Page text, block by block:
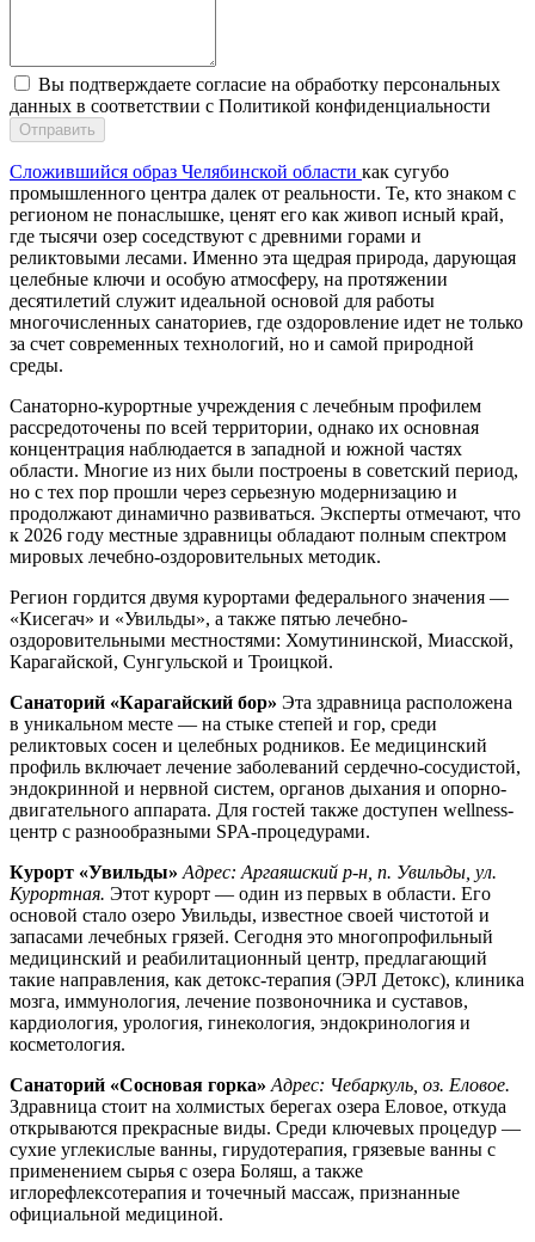
Вы подтверждаете согласие на обработку персональных
данных в соответствии с Политикой конфиденциальности
Отправить
Сложившийся образ Челябинской области как сугубо
промышленного центра далек от реальности. Те, кто знаком с
регионом не понаслышке, ценят его как живоп исный край,
где тысячи озер соседствуют с древними горами и
реликтовыми лесами. Именно эта щедрая природа, дарующая
целебные ключи и особую атмосферу, на протяжении
десятилетий служит идеальной основой для работы
многочисленных санаториев, где оздоровление идет не только
за счет современных технологий, но и самой природной
среды.
Санаторно-курортные учреждения с лечебным профилем
рассредоточены по всей территории, однако их основная
концентрация наблюдается в западной и южной частях
области. Многие из них были построены в советский период,
но с тех пор прошли через серьезную модернизацию и
продолжают динамично развиваться. Эксперты отмечают, что
к 2026 году местные здравницы обладают полным спектром
мировых лечебно-оздоровительных методик.
Регион гордится двумя курортами федерального значения —
«Кисегач» и «Увильды», а также пятью лечебно-
оздоровительными местностями: Хомутининской, Миасской,
Карагайской, Сунгульской и Троицкой.
Санаторий «Карагайский бор» Эта здравница расположена
в уникальном месте — на стыке степей и гор, среди
реликтовых сосен и целебных родников. Ее медицинский
профиль включает лечение заболеваний сердечно-сосудистой,
эндокринной и нервной систем, органов дыхания и опорно-
двигательного аппарата. Для гостей также доступен wellness-
центр с разнообразными SPA-процедурами.
Курорт «Увильды» Адрес: Аргаяшский р-н, п. Увильды, ул.
Курортная. Этот курорт — один из первых в области. Его
основой стало озеро Увильды, известное своей чистотой и
запасами лечебных грязей. Сегодня это многопрофильный
медицинский и реабилитационный центр, предлагающий
такие направления, как детокс-терапия (ЭРЛ Детокс), клиника
мозга, иммунология, лечение позвоночника и суставов,
кардиология, урология, гинекология, эндокринология и
косметология.
Санаторий «Сосновая горка» Адрес: Чебаркуль, оз. Еловое.
Здравница стоит на холмистых берегах озера Еловое, откуда
открываются прекрасные виды. Среди ключевых процедур —
сухие углекислые ванны, гирудотерапия, грязевые ванны с
применением сырья с озера Боляш, а также
иглорефлексотерапия и точечный массаж, признанные
официальной медициной.